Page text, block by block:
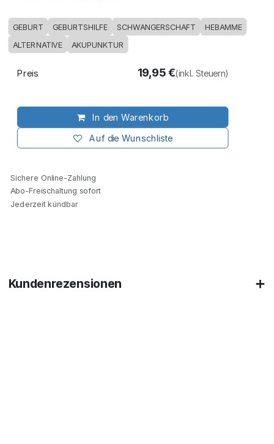
GEBURT GEBURTSHILFE SCHWANGERSCHAFT HEBAMME
ALTERNATIVE AKUPUNKTUR
In den Warenkorb
Auf die Wunschliste
Preis 19,95€(inkl. Steuern)
Sichere Online-Zahlung
Abo-Freischaltung sofort
Jederzeit kündbar
Kundenrezensionen